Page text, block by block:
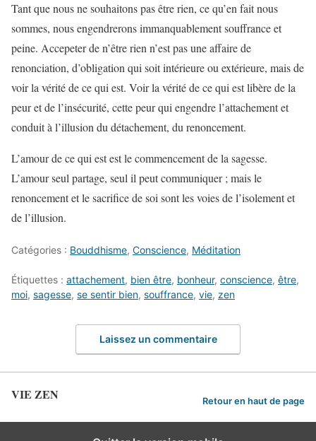
Tant que nous ne souhaitons pas être rien, ce qu’en fait nous
sommes, nous engendrerons immanquablement souffrance et
peine. Accepeter de n’être rien n’est pas une affaire de
renonciation, d’obligation qui soit intérieure ou extérieure, mais de
voir la vérité de ce qui est. Voir la vérité de ce qui est libère de la
peur et de l’insécurité, cette peur qui engendre l’attachement et
conduit à l’illusion du détachement, du renoncement.
L’amour de ce qui est est le commencement de la sagesse.
L’amour seul partage, seul il peut communiquer ; mais le
renoncement et le sacrifice de soi sont les voies de l’isolement et
de l’illusion.
Catégories : Bouddhisme, Conscience, Méditation
Étiquettes : attachement, bien être, bonheur, conscience, être,
moi, sagesse, se sentir bien, souffrance, vie, zen
Laissez un commentaire
VIE ZEN Retour en haut de page